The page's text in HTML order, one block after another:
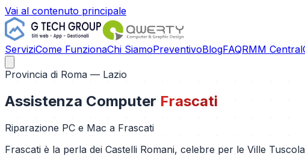
Vai al contenuto principale
ServiziCome FunzionaChi SiamoPreventivoBlogFAQRMM Central
Provincia di Roma — Lazio
Assistenza Computer Frascati
Riparazione PC e Mac a Frascati
Frascati è la perla dei Castelli Romani, celebre per le Ville